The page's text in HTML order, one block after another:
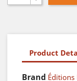
Product
Brand Éditions